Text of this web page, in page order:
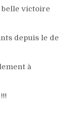
belle victoire
depuis le de
à